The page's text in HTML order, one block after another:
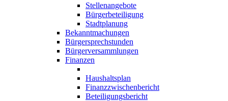
Stellenangebote
Bürgerbeteiligung
Stadtplanung
Bekanntmachungen
Bürgersprechstunden
Bürgerversammlungen
Finanzen
Haushaltsplan
Finanzzwischenbericht
Beteiligungsbericht